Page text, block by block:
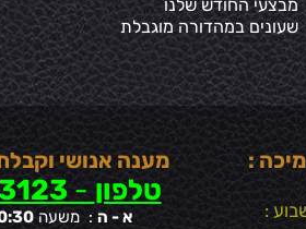
מבצעי החודש שלנו
שעונים במהדורה מוגבלת
: מענה אנושי
טלפון -
א - ה : משעה